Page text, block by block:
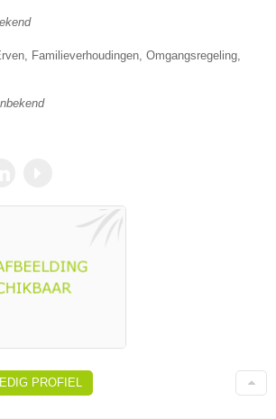
Familieverhoudingen, Omgangsregeling,
PROFIEL